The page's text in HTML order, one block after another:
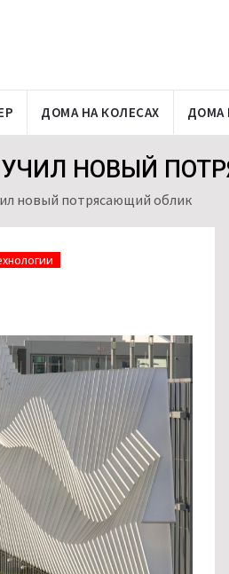
ДОМА НА КОЛЕСАХ ДОМА
НОВЫЙ
новый потрясающий облик